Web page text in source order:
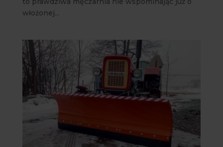
włożonej...